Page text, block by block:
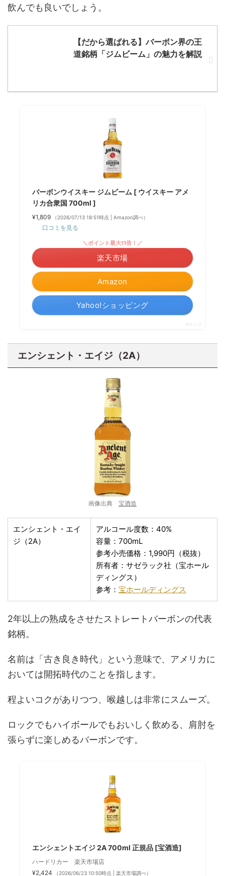
飲んでも良いでしょう。
【だから選ばれる】バーボン界の王
道銘柄「ジムビーム」の魅力を解説
バーボンウイスキー ジムビーム [ ウイスキー アメ
リカ合衆国 700ml ]
¥1,809 （2026/07/13 18:51時点 | Amazon調べ）
口コミを見る
Amazon
＼ポイント最大11倍！／
楽天市場
Yahoo!ショッピング
ポチップ
エンシェント・エイジ（2A）
画像出典 宝酒造
エンシェント・エイ
ジ（2A）
アルコール度数：40%
容量：700mL
参考小売価格：1,990円（税抜）
所有者：サゼラック社（宝ホール
ディングス）
参考： 宝ホールディングス
2年以上の熟成をさせたストレートバーボンの代表
銘柄。
名前は「古き良き時代」という意味で、アメリカに
おいては開拓時代のことを指します。
程よいコクがありつつ、喉越しは非常にスムーズ。
ロックでもハイボールでもおいしく飲める、肩肘を
張らずに楽しめるバーボンです。
エンシェントエイジ 2A 700ml 正規品 [宝酒造]
ハードリカー 楽天市場店
¥2,424
（2026/06/23 10:50時点 | 楽天市場調べ）